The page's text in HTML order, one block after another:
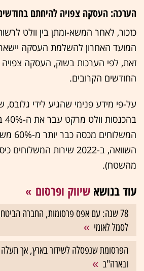
הערכה: העסקה צפויה להיחתם
כזכור, לאחר המשא-ומתן בין וולט
המועד האחרון להשלמת העסקה
זאת, לפי הערכות בשוק, העסקה
החודשים הקרובים.
על-פי מידע פנימי שהגיע לידי
מהשטח).
עוד בנושא שיווק ופרסום
78 שנה: עם אפס פרסומות, החברה
לסמל לאומי
הפרסומת שנפסלה לשידור בארץ, אך תעלה
ובארה"ב